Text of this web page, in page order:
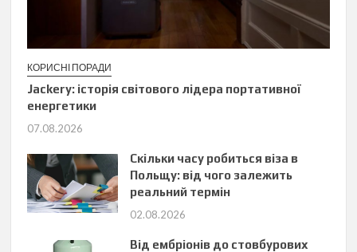
КОРИСНІ ПОРАДИ
Jackery: історія світового лідера портативної
енергетики
07.08.2026
Скільки часу робиться віза в
Польщу: від чого залежить
реальний термін
02.08.2026
Від ембріонів до стовбурових